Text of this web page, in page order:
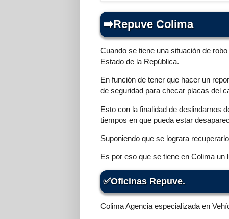
Repuve Colima
Cuando se tiene una situación de
Estado de la República.
En función de tener que hacer un
de seguridad para checar placas del
Esto con la finalidad de deslindarnos
tiempos en que pueda estar
Suponiendo que se lograra
Es por eso que se tiene en Colima
Oficinas Repuve.
Colima Agencia especializada en